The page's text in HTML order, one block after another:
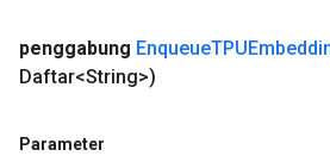
penggabung Enqueue
Daftar<String>)
Parameter